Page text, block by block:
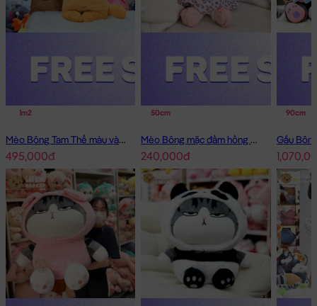
1m2
Mèo Bông Tam Thể màu vàng
495,000đ
50cm
Mèo Bông mặc đầm hồng má tim
240,000đ
90cm